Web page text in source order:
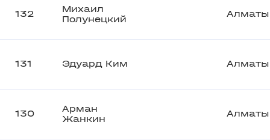
132
Михаил
Полунецкий
Алматы
131 Эдуард Ким Алматы
130
Арман
Жанкин
Алматы